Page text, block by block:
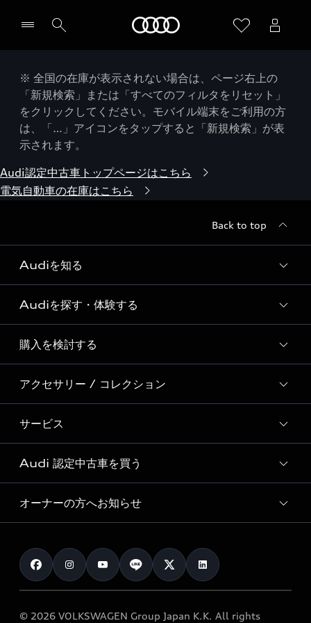
※ 全国の在庫が表示されない場合は、ページ右上の
「新規検索」または「すべてのフィルタをリセット」
をクリックしてください。モバイル端末をご利用の方
は、「…」アイコンをタップすると「新規検索」が表
示されます。
Audi認定中古車トップページはこちら
電気自動車の在庫はこちら
Back to top
Audiを知る
Audi ブランド
Story of Progress
Audi Sport
Formula 1®
デジタルサービス
Audiを探す・体験する
ディーラー検索
新車在庫検索
試乗車・展示車検索
見積り依頼
試乗予約
購入を検討する
モデル一覧
特別仕様モデル / 限定モデル
e-tronラインアップ
価格シミュレーション
車両比較
カタログ一覧
アクセサリー / コレクション
純正アクセサリー
オンラインショップ
Audi collection
アウディナビアプリ
サービス
サービス入庫予約
サービスプログラム
メンテナンス
車検 / 定期点検
e-tronアフターサポート
Audi 認定中古車を買う
Audi認定中古車
クオリティ
保証
メンテナンス
オーナーの方へお知らせ
お知らせ
オーナー様向けキャンペーン
© 2026 VOLKSWAGEN Group Japan K.K. All rights